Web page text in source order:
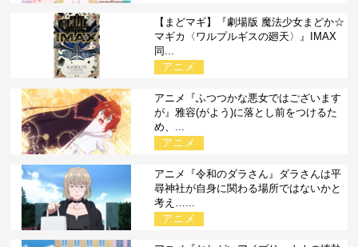
【まどマギ】『劇場版 魔法少女まどか☆
マギカ〈ワルプルギスの廻天〉』IMAX
同...
アニメ
アニメ『ふつつかな悪女ではございます
が』雅容(がよう)に落とし前をつけるた
め、...
アニメ
アニメ『令和のダラさん』ダラさんは平
尋神社が自身に関わる場所ではないかと
考え…...
アニメ